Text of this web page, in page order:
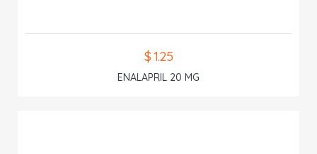
$ 1.25
ENALAPRIL 20 MG